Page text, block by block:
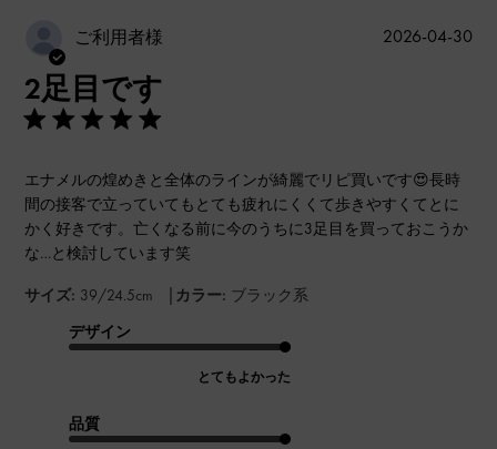
ご利用者様
2足目です
エナメルの煌めきと全体のラインが綺麗でリピ買いです😍長時
間の接客で立っていてもとても疲れにくくて歩きやすくてとに
かく好きです。亡くなる前に今のうちに3足目を買っておこうか
な…と検討しています笑
サイズ: 39/24.5cm | カラー: ブラック系
デザイン
とてもよかった
品質
公
2026-04-30